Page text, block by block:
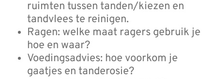
ruimten tussen tanden/kiezen en
tandvlees te reinigen.
Ragen: welke maat ragers gebruik je
hoe en waar?
Voedingsadvies: hoe voorkom je
gaatjes en tanderosie?